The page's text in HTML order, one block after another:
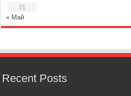
31
« Май
Recent Posts